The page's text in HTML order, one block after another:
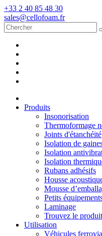
+33 2 40 85 48 30
sales@cellofoam.fr
Produits
Insonorisation
Thermoformage
Joints d'étanchéité
Isolation de
Isolation
Isolation
Rubans adhésifs
Housse
Mousse
Petits
Laminage
Trouvez le
Utilisation
Véhicules